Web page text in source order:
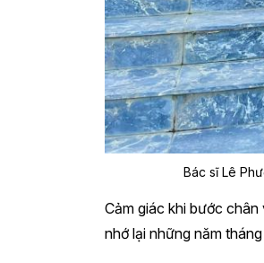
Bác sĩ Lê
Cảm giác khi bước
nhớ lại những năm